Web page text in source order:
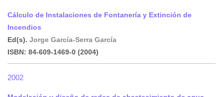
Cálculo de Instalaciones de Fontanería y Extinción de
Incendios
Ed(s). Jorge García-Serra García
ISBN: 84-609-1469-0 (2004)
2002